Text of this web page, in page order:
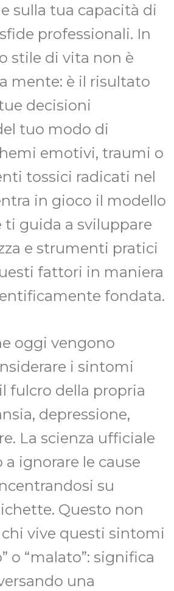
sulla tua capacità di
professionali. In
stile di vita non è
mente: è il risultato
decisioni
tuo modo di
emotivi, traumi o
tossici radicati nel
in gioco il modello
ti guida a sviluppare
e strumenti pratici
fattori in maniera
fondata.
oggi vengono
i sintomi
fulcro della propria
depressione,
La scienza ufficiale
a ignorare le cause
su
Questo non
vive questi sintomi
o “malato”: significa
una